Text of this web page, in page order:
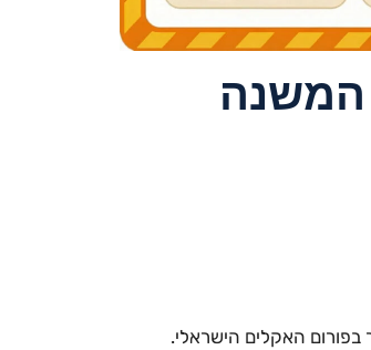
המשנה
בפורום האקלים הישראלי.